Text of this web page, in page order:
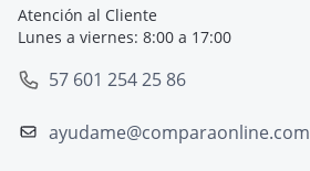
Seguro de Viaje Cruceros
SOAT
Tarjeta de Crédito
Crédito de Vehículo
Atención al Cliente
Lunes a viernes: 8:00 a 17:00
57 601 254 25 86
ayudame@comparaonline.com